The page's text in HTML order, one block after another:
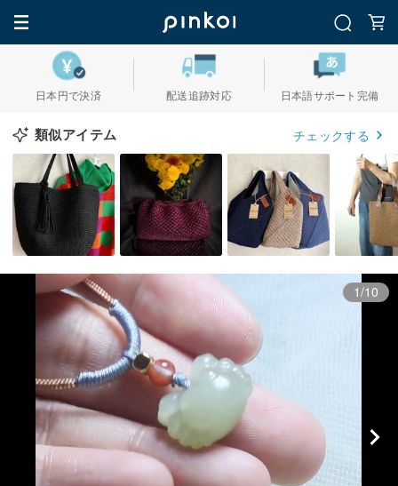
日本円で決済 配送追跡対応 日本語サポート完備
類似アイテム チェックする
1/10